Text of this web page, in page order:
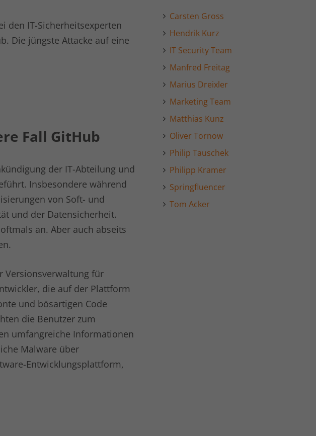
den IT-Sicherheitsexperten
Die jüngste Attacke auf eine
Fall GitHub
der IT-Abteilung und
Insbesondere während
von Soft- und
und der Datensicherheit.
an. Aber auch abseits
Versionsverwaltung für
die auf der Plattform
und bösartigen Code
die Benutzer zum
umfangreiche Informationen
Malware über
Entwicklungsplattform,
Carsten Gross
Hendrik Kurz
IT Security Team
Manfred Freitag
Marius Dreixler
Marketing Team
Matthias Kunz
Oliver Tornow
Philip Tauschek
Philipp Kramer
Springfluencer
Tom Acker
Namen die
des Kontos
auf das es sich
Analytics gesetztes
bei dem das
Namen die
des Kontos
auf das es sich
mit hohem Traffic-
Datenmenge zu